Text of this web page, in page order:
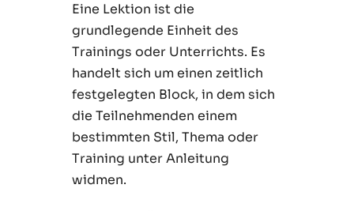
Eine Lektion ist die
grundlegende Einheit des
Trainings oder Unterrichts. Es
handelt sich um einen zeitlich
festgelegten Block, in dem sich
die Teilnehmenden einem
bestimmten Stil, Thema oder
Training unter Anleitung
widmen.